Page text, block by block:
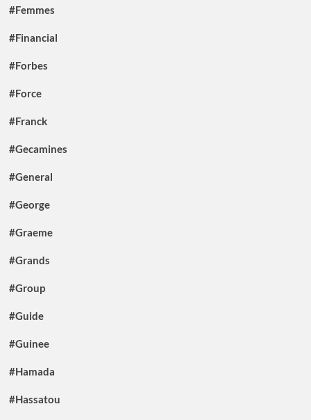
#Femmes
#Financial
#Forbes
#Force
#Franck
#Gecamines
#General
#George
#Graeme
#Grands
#Group
#Guide
#Guinee
#Hamada
#Hassatou